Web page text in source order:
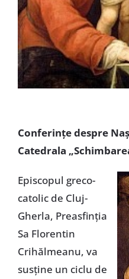
Conferinţe despre
Catedrala
Episcopul greco-
catolic de Cluj-
Gherla, Preasfinţia
Sa Florentin
Crihălmeanu, va
susţine un ciclu de